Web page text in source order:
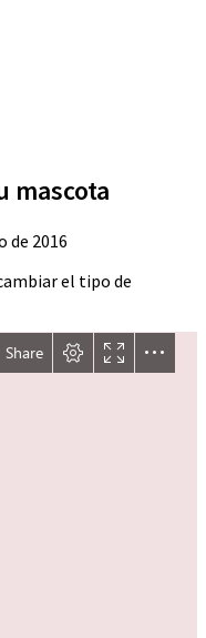
mascota
de 2016
el tipo de